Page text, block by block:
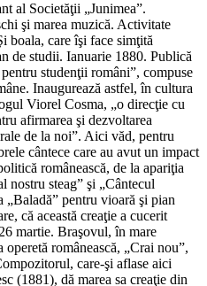
al So­cietăţii „Junimea”.
şi marea muzică. Activitate
boala, care îşi face simţită
de studii. Ianuarie 1880. Publică
studenţii români”, compuse
Inaugurează astfel, în cultura
Viorel Cosma, „o direcţie cu
afirmarea şi dezvoltarea
de la noi”. Aici văd, pentru
cântece care au avut un impact
românească, de la apariţia
nostru steag” şi „Cântecul
pentru vioară şi pian
că această creaţie a cucerit
martie. Braşovul, în mare
românească, „Crai nou”,
care-şi aflase aici
(1881), dă marea sa creaţie din